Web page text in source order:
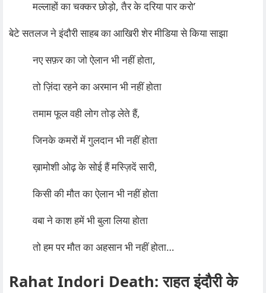
मल्लाहों का चक्कर छोड़ो, तैर के दरिया पार करो’
बेटे सतलज ने इंदौरी साहब का आखिरी शेर मीडिया से किया साझा
नए सफ़र का जो ऐलान भी नहीं होता,
तो ज़िंदा रहने का अरमान भी नहीं होता
तमाम फूल वही लोग तोड़ लेते हैं,
जिनके कमरों में गुलदान भी नहीं होता
ख़ामोशी ओढ़ के सोई हैं मस्ज़िदें सारी,
किसी की मौत का ऐलान भी नहीं होता
वबा ने काश हमें भी बुला लिया होता
तो हम पर मौत का अहसान भी नहीं होता…
Rahat Indori Death: राहत इंदौरी के